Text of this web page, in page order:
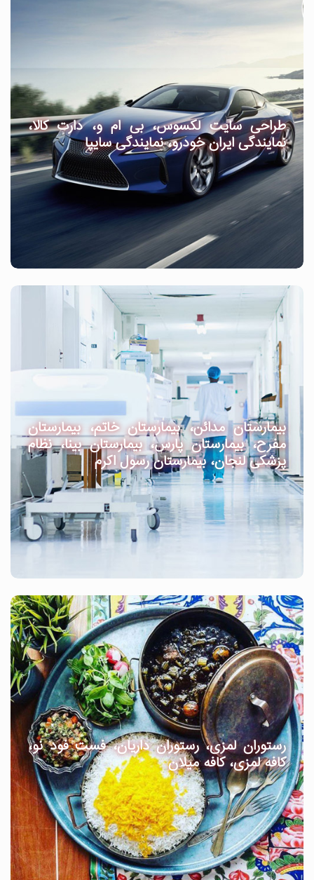
طراحی سایت لکسوس، بی ام و، دارت کالا،
نمایندگی ایران خودرو، نمایندگی سایپا
بیمارستان مدائن، بیمارستان خاتم، بیمارستان
مفرح، بیمارستان پارس، بیمارستان بینا، نظام
پزشکی لنجان، بیمارستان رسول اکرم
رستوران لمزی، رستوران داریان، فست فود نو،
کافه لمزی، کافه میلان